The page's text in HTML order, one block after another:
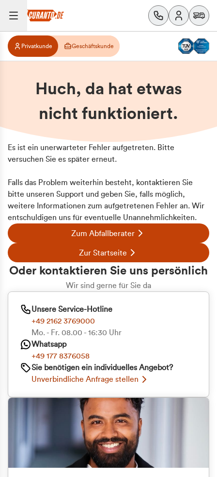
Privatkunde Geschäftskunde
Huch, da hat etwas
nicht funktioniert.
Es ist ein unerwarteter Fehler aufgetreten. Bitte
versuchen Sie es später erneut.
Falls das Problem weiterhin besteht, kontaktieren Sie
bitte unseren Support und geben Sie, falls möglich,
weitere Informationen zum aufgetretenen Fehler an. Wir
entschuldigen uns für eventuelle Unannehmlichkeiten.
Zum Abfallberater
Zur Startseite
Oder kontaktieren Sie uns persönlich
Wir sind gerne für Sie da
Unsere Service-Hotline
+49 2162 3769000
Mo. - Fr. 08.00 - 16:30 Uhr
Whatsapp
+49 177 8376058
Sie benötigen ein individuelles Angebot?
Unverbindliche Anfrage stellen